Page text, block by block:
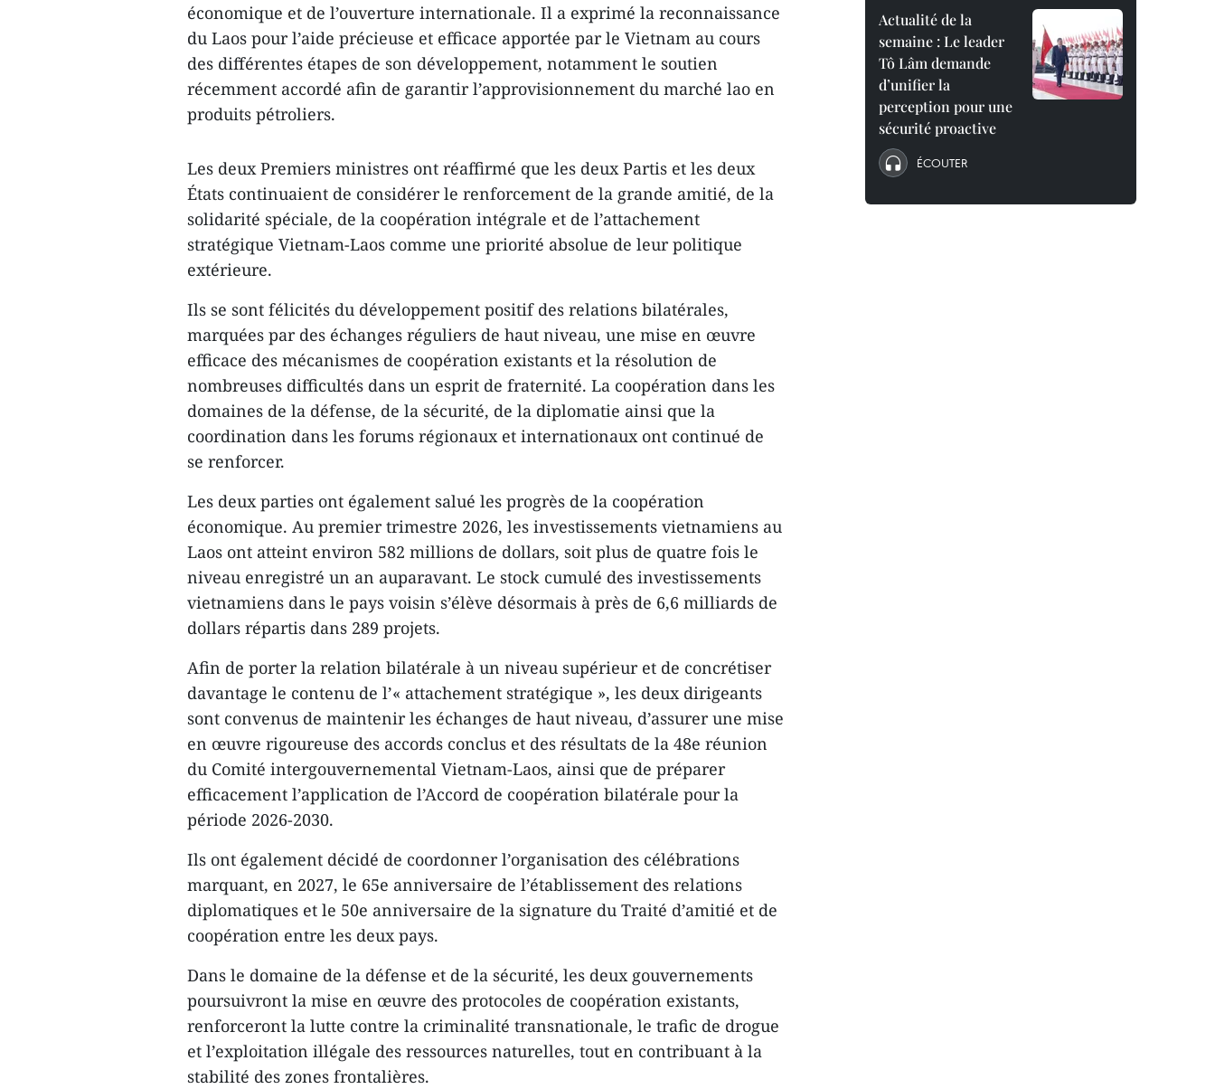
économique et de l’ouverture internationale. Il a exprimé la reconnaissance
du Laos pour l’aide précieuse et efficace apportée par le Vietnam au cours
des différentes étapes de son développement, notamment le soutien
récemment accordé afin de garantir l’approvisionnement du marché lao en
produits pétroliers.
Les deux Premiers ministres ont réaffirmé que les deux Partis et les deux
États continuaient de considérer le renforcement de la grande amitié, de la
solidarité spéciale, de la coopération intégrale et de l’attachement
stratégique Vietnam-Laos comme une priorité absolue de leur politique
extérieure.
Ils se sont félicités du développement positif des relations bilatérales,
marquées par des échanges réguliers de haut niveau, une mise en œuvre
efficace des mécanismes de coopération existants et la résolution de
nombreuses difficultés dans un esprit de fraternité. La coopération dans les
domaines de la défense, de la sécurité, de la diplomatie ainsi que la
coordination dans les forums régionaux et internationaux ont continué de
se renforcer.
Les deux parties ont également salué les progrès de la coopération
économique. Au premier trimestre 2026, les investissements vietnamiens au
Laos ont atteint environ 582 millions de dollars, soit plus de quatre fois le
niveau enregistré un an auparavant. Le stock cumulé des investissements
vietnamiens dans le pays voisin s’élève désormais à près de 6,6 milliards de
dollars répartis dans 289 projets.
Afin de porter la relation bilatérale à un niveau supérieur et de concrétiser
davantage le contenu de l’« attachement stratégique », les deux dirigeants
sont convenus de maintenir les échanges de haut niveau, d’assurer une mise
en œuvre rigoureuse des accords conclus et des résultats de la 48e réunion
du Comité intergouvernemental Vietnam-Laos, ainsi que de préparer
efficacement l’application de l’Accord de coopération bilatérale pour la
période 2026-2030.
Ils ont également décidé de coordonner l’organisation des célébrations
marquant, en 2027, le 65e anniversaire de l’établissement des relations
diplomatiques et le 50e anniversaire de la signature du Traité d’amitié et de
coopération entre les deux pays.
Dans le domaine de la défense et de la sécurité, les deux gouvernements
poursuivront la mise en œuvre des protocoles de coopération existants,
renforceront la lutte contre la criminalité transnationale, le trafic de drogue
et l’exploitation illégale des ressources naturelles, tout en contribuant à la
stabilité des zones frontalières.
Actualité de la
semaine : Le leader
Tô Lâm demande
d’unifier la
perception pour une
sécurité proactive
ÉCOUTER